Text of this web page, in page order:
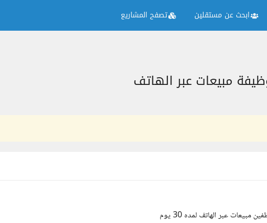
ابحث عن مستقلين تصفح المشاريع
مبيعات عبر الهاتف
عبر الهاتف لمده 30 يوم